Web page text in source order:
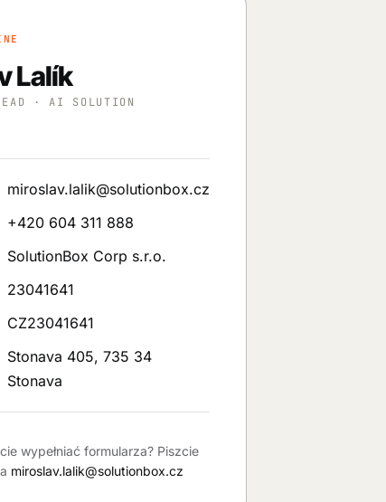
Lalík
· AI SOLUTION
miroslav.lalik@solutionbox.cz
+420 604 311 888
SolutionBox Corp s.r.o.
23041641
CZ23041641
Stonava 405, 735 34
Stonava
wypełniać formularza? Piszcie
miroslav.lalik@solutionbox.cz